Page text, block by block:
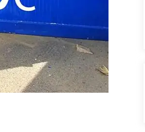
2021/07/01